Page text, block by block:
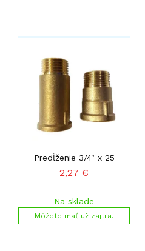
Predĺženie 3/4" x 25
2,27 €
Na sklade
Môžete mať už zajtra.